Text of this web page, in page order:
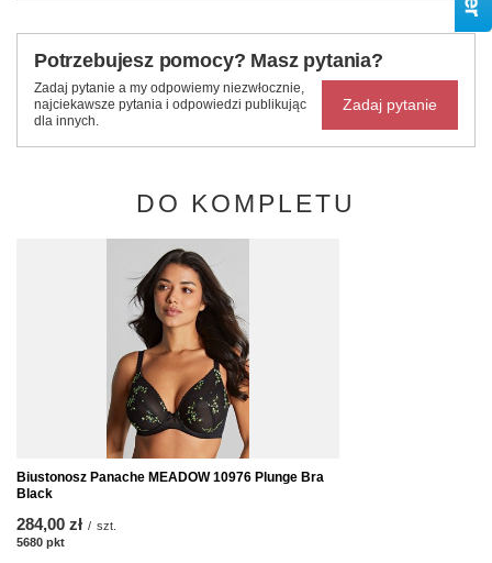
Potrzebujesz pomocy? Masz pytania?
Zadaj pytanie a my odpowiemy niezwłocznie,
najciekawsze pytania i odpowiedzi publikując
dla innych.
Zadaj pytanie
DO KOMPLETU
Biustonosz Panache MEADOW 10976 Plunge Bra
Black
284,00 zł / szt.
5680 pkt